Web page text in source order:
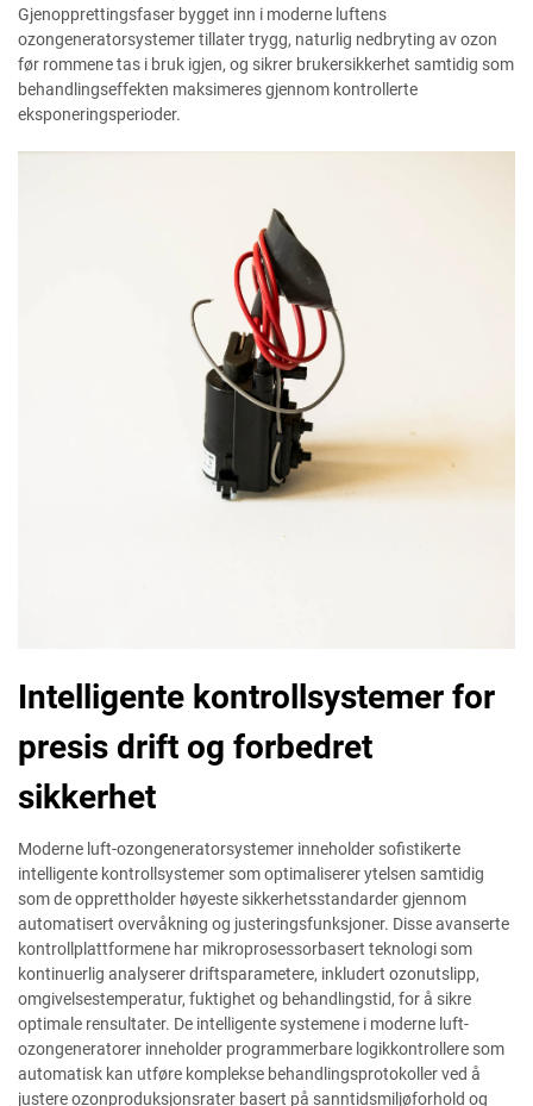
Gjenopprettingsfaser bygget inn i moderne luftens
ozongeneratorsystemer tillater trygg, naturlig nedbryting av ozon
før rommene tas i bruk igjen, og sikrer brukersikkerhet samtidig som
behandlingseffekten maksimeres gjennom kontrollerte
eksponeringsperioder.
Intelligente kontrollsystemer for
presis drift og forbedret
sikkerhet
Moderne luft-ozongeneratorsystemer inneholder sofistikerte
intelligente kontrollsystemer som optimaliserer ytelsen samtidig
som de opprettholder høyeste sikkerhetsstandarder gjennom
automatisert overvåkning og justeringsfunksjoner. Disse avanserte
kontrollplattformene har mikroprosessorbasert teknologi som
kontinuerlig analyserer driftsparametere, inkludert ozonutslipp,
omgivelsestemperatur, fuktighet og behandlingstid, for å sikre
optimale rensultater. De intelligente systemene i moderne luft-
ozongeneratorer inneholder programmerbare logikkontrollere som
automatisk kan utføre komplekse behandlingsprotokoller ved å
justere ozonproduksjonsrater basert på sanntidsmiljøforhold og